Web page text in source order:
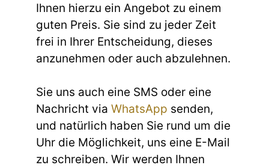
Ihnen hierzu ein Angebot zu einem
guten Preis. Sie sind zu jeder Zeit
frei in Ihrer Entscheidung, dieses
anzunehmen oder auch abzulehnen.
Sie uns auch eine SMS oder eine
Nachricht via WhatsApp senden,
und natürlich haben Sie rund um die
Uhr die Möglichkeit, uns eine E-Mail
zu schreiben. Wir werden Ihnen